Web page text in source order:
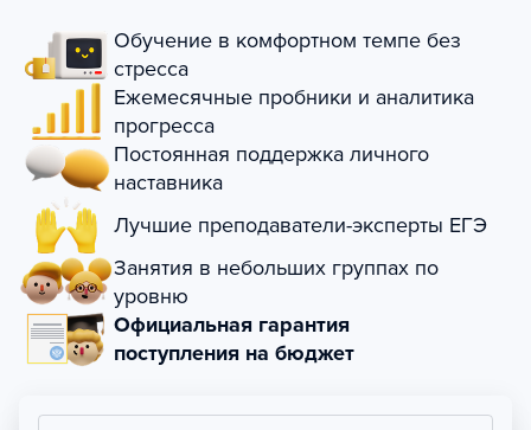
Обучение в комфортном темпе без
стресса
Ежемесячные пробники и аналитика
прогресса
Постоянная поддержка личного
наставника
Лучшие преподаватели-эксперты ЕГЭ
Занятия в небольших группах по
уровню
Официальная гарантия
поступления на бюджет